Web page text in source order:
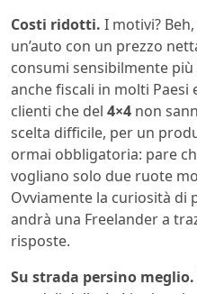
Costi ridotti. I motivi?
un’auto con un prezzo
consumi sensibilmente
anche fiscali in molti
clienti che del 4×4 non
scelta difficile, per un
ormai obbligatoria: pare
vogliano solo due ruote
Ovviamente la curiosità di
andrà una Freelander a
risposte.
Su strada persino meglio.